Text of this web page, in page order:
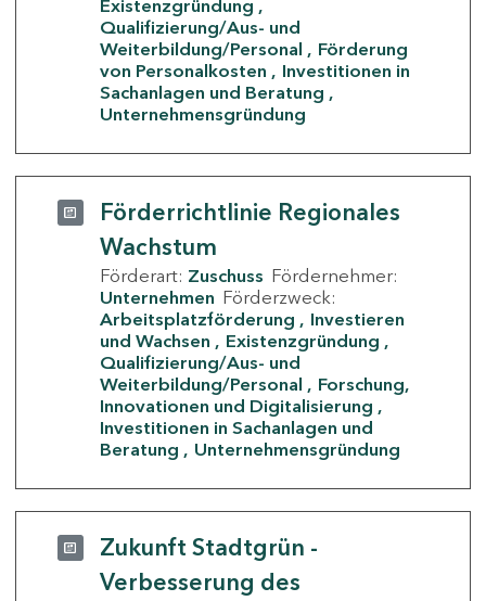
Existenzgründung
Qualifizierung/Aus- und
Weiterbildung/Personal
Förderung
von Personalkosten
Investitionen in
Sachanlagen und Beratung
Unternehmensgründung
Förderrichtlinie Regionales
Wachstum
Förderart: Zuschuss Fördernehmer:
Unternehmen Förderzweck:
Arbeitsplatzförderung
Investieren
und Wachsen
Existenzgründung
Qualifizierung/Aus- und
Weiterbildung/Personal
Forschung,
Innovationen und Digitalisierung
Investitionen in Sachanlagen und
Beratung
Unternehmensgründung
Zukunft Stadtgrün -
Verbesserung des